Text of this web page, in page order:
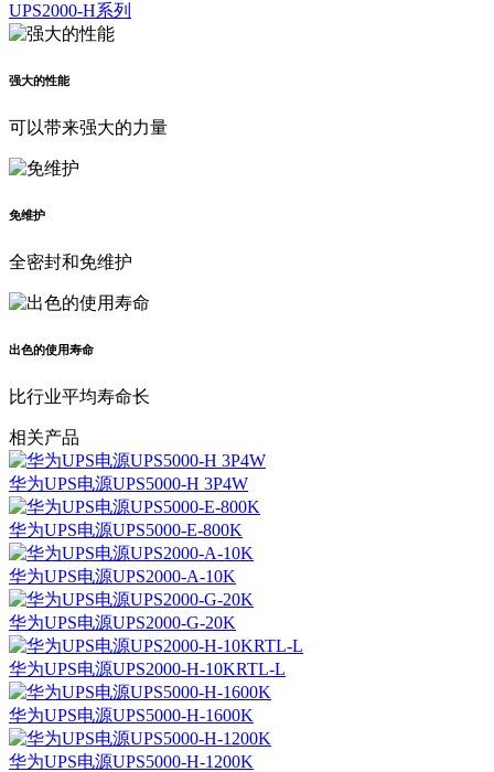
UPS2000-H系列
强大的性能
可以带来强大的力量
免维护
全密封和免维护
出色的使用寿命
比行业平均寿命长
相关产品
华为UPS电源UPS5000-H 3P4W
华为UPS电源UPS5000-E-800K
华为UPS电源UPS2000-A-10K
华为UPS电源UPS2000-G-20K
华为UPS电源UPS2000-H-10KRTL-L
华为UPS电源UPS5000-H-1600K
华为UPS电源UPS5000-H-1200K